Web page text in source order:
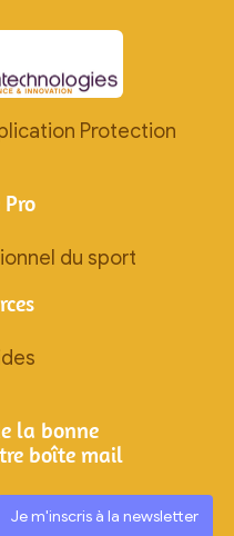
Pro
du sport
la bonne
boîte mail